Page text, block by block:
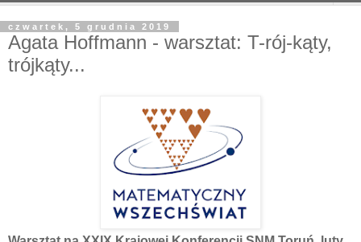
czwartek, 5 grudnia 2019
Agata Hoffmann - warsztat: T-rój-kąty,
trójkąty...